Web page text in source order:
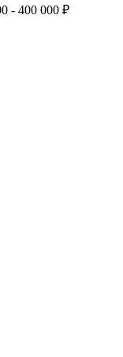
- 400 000 ₽